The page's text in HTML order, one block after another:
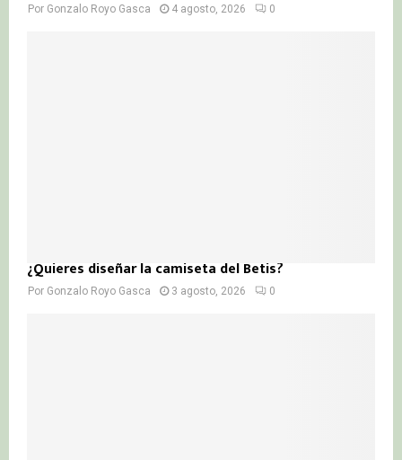
Por Gonzalo Royo Gasca 4 agosto, 2026 0
¿Quieres diseñar la camiseta del Betis?
Por Gonzalo Royo Gasca 3 agosto, 2026 0